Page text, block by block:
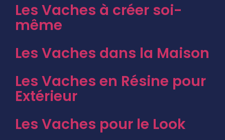
Les Vaches à créer soi-
même
Les Vaches dans la Maison
Les Vaches en Résine pour
Extérieur
Les Vaches pour le Look